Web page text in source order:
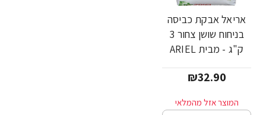
אריאל אבקת כביסה
בניחוח שושן צחור 3
ק"ג - מבית ARIEL
₪32.90